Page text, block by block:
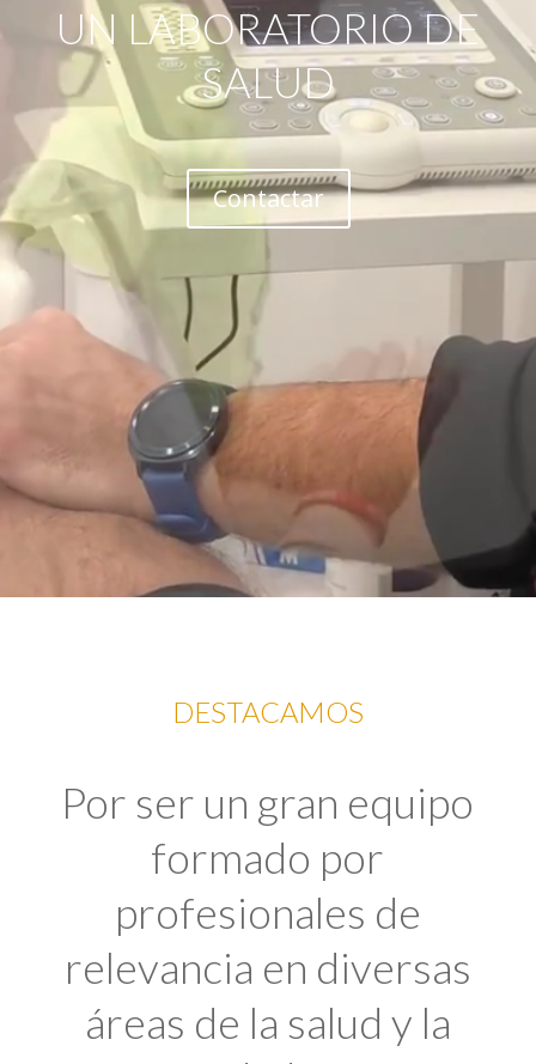
UN LABORATORIO DE
SALUD
Contactar
DESTACAMOS
Por ser un gran equipo
formado por
profesionales de
relevancia en diversas
áreas de la salud y la